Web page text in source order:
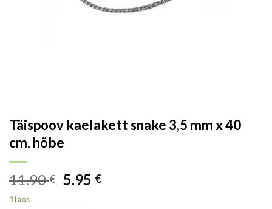
Täispoov kaelakett snake 3,5 mm x 40
cm, hõbe
11.90€ 5.95 €
1 laos